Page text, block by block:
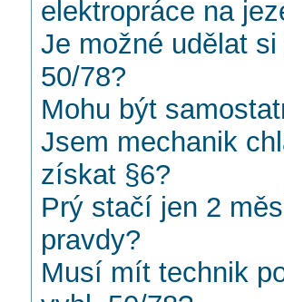
elektropráce na
Je možné udělat
50/78?
Mohu být
Jsem mechanik
získat §6?
Prý stačí jen 2
pravdy?
Musí mít technik